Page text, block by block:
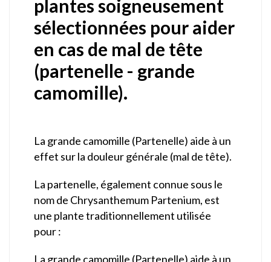
plantes soigneusement
sélectionnées pour aider
en cas de mal de tête
(partenelle - grande
camomille).
La grande camomille (Partenelle) aide à un
effet sur la douleur générale (mal de tête).
La partenelle, également connue sous le
nom de Chrysanthemum Partenium, est
une plante traditionnellement utilisée
pour :
La grande camomille (Partenelle) aide à un